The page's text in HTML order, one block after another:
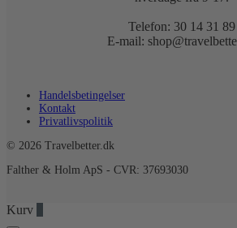
Telefon: 30 14 31 89
E-mail:
Handelsbetingelser
Kontakt
Privatlivspolitik
© 2026 Travelbetter.dk
Falther & Holm ApS - CVR: 37693030
Kurv